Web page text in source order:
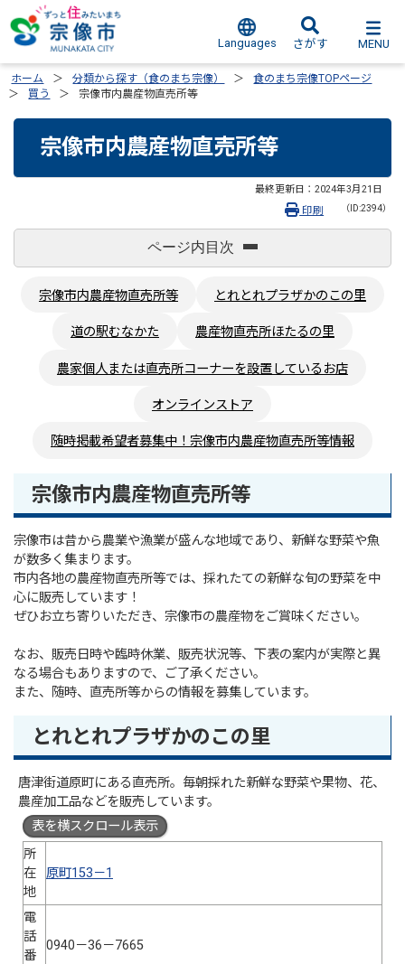
Languages さがす MENU
ホーム 分類から探す（食のまち宗像）
食のまち宗像TOPページ
買う
宗像市内農産物直売所等
宗像市内農産物直売所等
最終更新日： 2024年3月21日
（ID:2394）
印刷
ページ内目次
宗像市内農産物直売所等 とれとれプラザかのこの里
道の駅むなかた 農産物直売所ほたるの里
農家個人または直売所コーナーを設置しているお店
オンラインストア
随時掲載希望者募集中！宗像市内農産物直売所等情報
宗像市内農産物直売所等
宗像市は昔から農業や漁業が盛んな地域であり、新鮮な野菜や魚
が数多く集まります。
市内各地の農産物直売所等では、採れたての新鮮な旬の野菜を中
心に販売しています！
ぜひお立ち寄りいただき、宗像市の農産物をご賞味ください。
なお、販売日時や臨時休業、販売状況等、下表の案内が実際と異
なる場合もありますので、ご了承ください。
また、随時、直売所等からの情報を募集しています。
とれとれプラザかのこの里
唐津街道原町にある直売所。毎朝採れた新鮮な野菜や果物、花、
農産加工品などを販売しています。
表を横スクロール表示
所
在
地
原町153－1
電
話
番
0940－36－7665